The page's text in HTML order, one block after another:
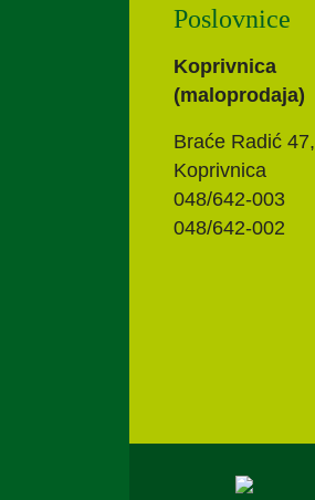
Poslovnice
Koprivnica
(maloprodaja)
Braće Radić 47,
Koprivnica
048/642-003
048/642-002